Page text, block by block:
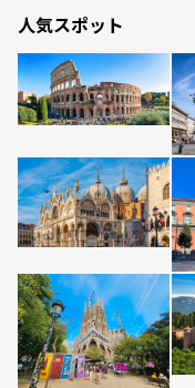
人気スポット